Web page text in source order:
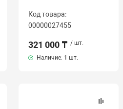
Код товара:
00000027455
321 000 ₸ / шт.
Наличие: 1 шт.